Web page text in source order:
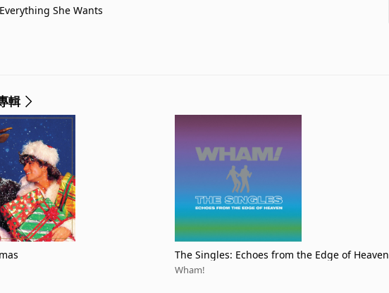
Everything She Wants
輯
The Singles: Echoes from the Edge of Heaven
Wham!